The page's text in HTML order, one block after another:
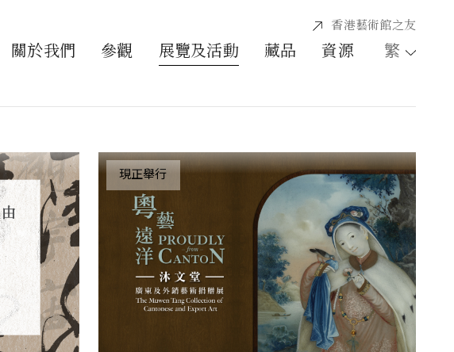
關於我們 參觀 展覽及活動 藏品 資源 繁
香港藝術館之友
現正舉行